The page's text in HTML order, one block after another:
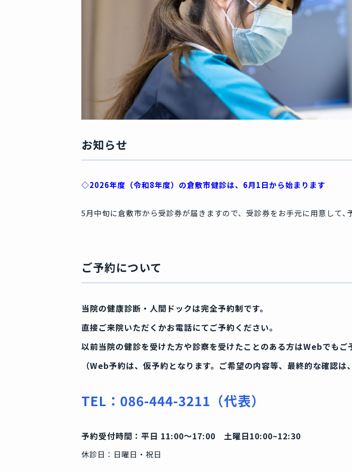
お知らせ
◇2026年度（令和8年度）の倉敷市健診は、6月1日から始まります
5月中旬に倉敷市から受診券が届きますので、受診券をお手元に用意して､
ご予約について
当院の健康診断・人間ドックは完全予約制です。
直接ご来院いただくかお電話にてご予約ください。
以前当院の健診を受けた方や診察を受けたことのある方はWebでもご
（Web予約は、仮予約となります。ご希望の内容等、最終的な確認
TEL：086-444-3211（代表）
予約受付時間：平日 11:00〜17:00 土曜日10:00~12:30
休診日：日曜日・祝日